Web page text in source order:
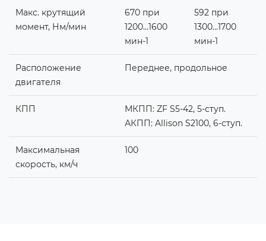
Макс. крутящий
момент, Нм/мин
670 при
1200…1600
мин-1
592 при
1300…1700
мин-1
Расположение
двигателя
Переднее, продольное
КПП
МКПП: ZF S5-42, 5-ступ.
АКПП: Allison S2100, 6-ступ.
Максимальная
скорость, км/ч
100